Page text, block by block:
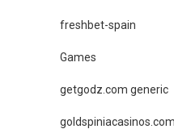
freshbet-spain
Games
getgodz.com generic